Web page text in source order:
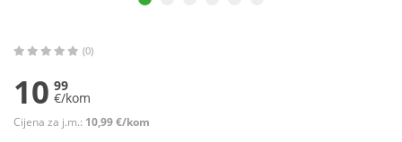
(0)
10 99
€/kom
Cijena za j.m.: 10,99 €/kom